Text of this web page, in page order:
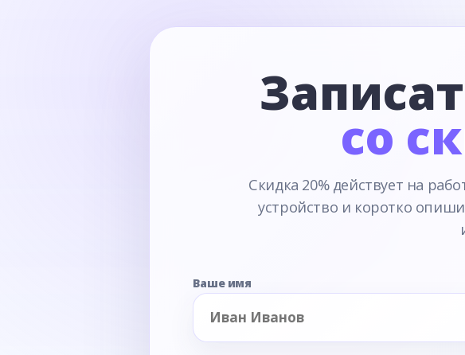
со
Скидка 20% действует на
устройство и коротко
Ваше имя